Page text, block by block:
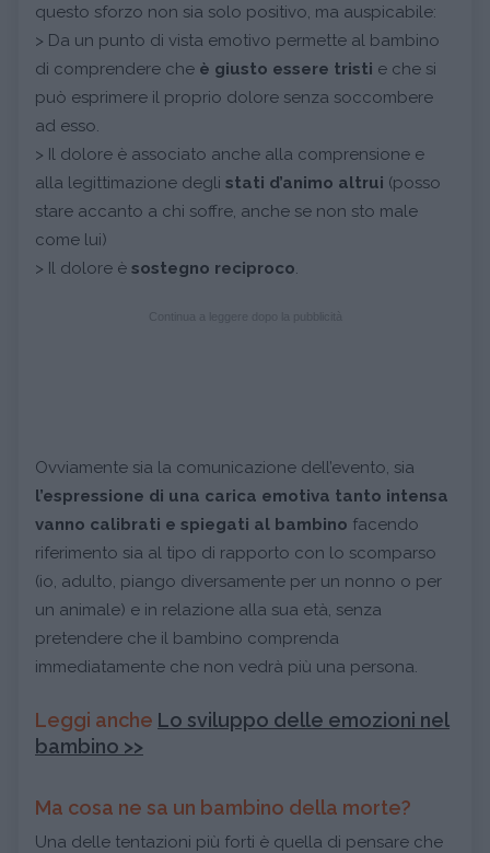
questo sforzo non sia solo positivo, ma auspicabile:
> Da un punto di vista emotivo permette al bambino
di comprendere che è giusto essere tristi e che si
può esprimere il proprio dolore senza soccombere
ad esso.
> Il dolore è associato anche alla comprensione e
alla legittimazione degli stati d’animo altrui (posso
stare accanto a chi soffre, anche se non sto male
come lui)
> Il dolore è sostegno reciproco
Ovviamente sia la comunicazione dell’evento, sia
l’espressione di una carica emotiva tanto intensa
vanno calibrati e spiegati al bambino facendo
riferimento sia al tipo di rapporto con lo scomparso
(io, adulto, piango diversamente per un nonno o per
un animale) e in relazione alla sua età, senza
pretendere che il bambino comprenda
immediatamente che non vedrà più una persona.
Leggi anche Lo sviluppo delle emozioni nel
bambino >>
Ma cosa ne sa un bambino della morte?
Una delle tentazioni più forti è quella di pensare che